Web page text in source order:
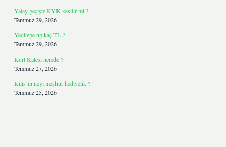
Yatay geçişte KYK kesilir mi ?
Temmuz 29, 2026
Yeditepe tıp kaç TL ?
Temmuz 29, 2026
Kurt Kalesi nerede ?
Temmuz 27, 2026
Kilis’in neyi meşhur hediyelik ?
Temmuz 25, 2026